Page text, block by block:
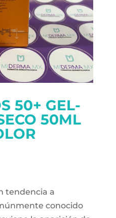
50+ GEL-
50ML
tendencia a
conocido